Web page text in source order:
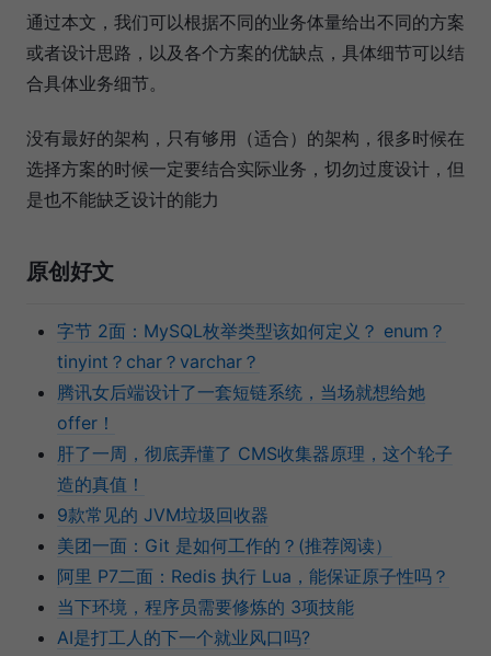
通过本文，我们可以根据不同的业务体量给出不同的方案
或者设计思路，以及各个方案的优缺点，具体细节可以结
合具体业务细节。
没有最好的架构，只有够用（适合）的架构，很多时候在
选择方案的时候一定要结合实际业务，切勿过度设计，但
是也不能缺乏设计的能力
原创好文
字节 2面：MySQL枚举类型该如何定义？ enum？
tinyint？char？varchar？
腾讯女后端设计了一套短链系统，当场就想给她
offer！
肝了一周，彻底弄懂了 CMS收集器原理，这个轮子
造的真值！
9款常见的 JVM垃圾回收器
美团一面：Git 是如何工作的？(推荐阅读）
阿里 P7二面：Redis 执行 Lua，能保证原子性吗？
当下环境，程序员需要修炼的 3项技能
AI是打工人的下一个就业风口吗?